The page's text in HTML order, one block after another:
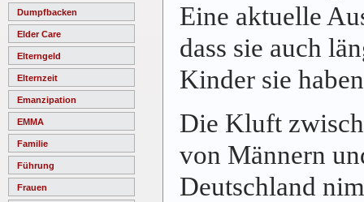
Dumpfbacken
Elder Care
Elterngeld
Elternzeit
Emanzipation
EMMA
Familie
Führung
Frauen
Eine aktuelle
dass sie auch
Kinder sie
Die Kluft
von Männern
Deutschland